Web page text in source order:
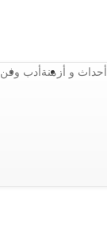
أدب وفنأحداث و أزمنة